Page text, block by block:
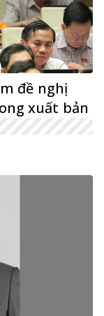
đề nghị
xuất bản